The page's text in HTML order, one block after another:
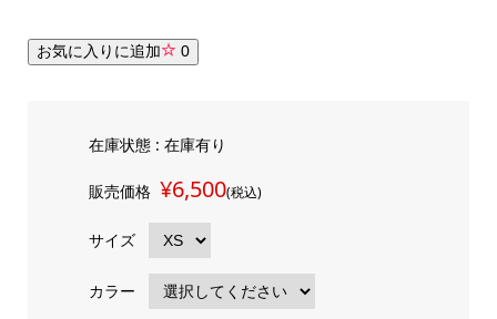
お気に入りに追加 0
在庫状態 : 在庫有り
販売価格 ¥6,500(税込)
サイズ
カラー